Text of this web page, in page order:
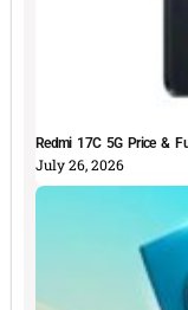
Redmi 17C 5G Price &
July 26, 2026